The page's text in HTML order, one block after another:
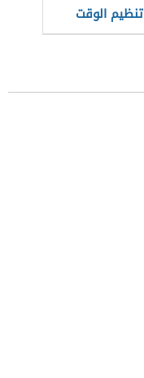
تنظيم الوقت
للطلاب